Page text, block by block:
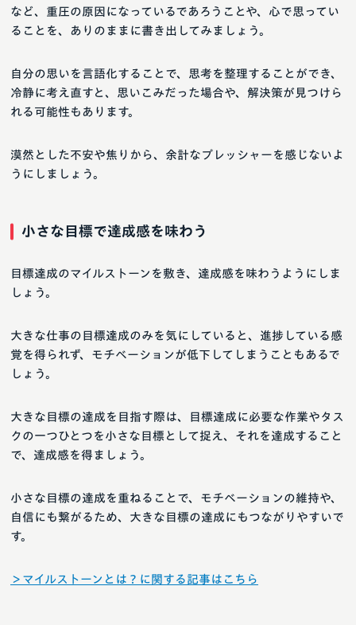
など、重圧の原因になっているであろうことや、心で思ってい
ることを、ありのままに書き出してみましょう。
自分の思いを言語化することで、思考を整理することができ、
冷静に考え直すと、思いこみだった場合や、解決策が見つけら
れる可能性もあります。
漠然とした不安や焦りから、余計なプレッシャーを感じないよ
うにしましょう。
小さな目標で達成感を味わう
目標達成のマイルストーンを敷き、達成感を味わうようにしま
しょう。
大きな仕事の目標達成のみを気にしていると、進捗している感
覚を得られず、モチベーションが低下してしまうこともあるで
しょう。
大きな目標の達成を目指す際は、目標達成に必要な作業やタス
クの一つひとつを小さな目標として捉え、それを達成すること
で、達成感を得ましょう。
小さな目標の達成を重ねることで、モチベーションの維持や、
自信にも繋がるため、大きな目標の達成にもつながりやすいで
す。
＞マイルストーンとは？に関する記事はこちら